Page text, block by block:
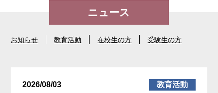
詳細はこちら！
用具
お車(バイクも含む)でのご来校はご
ニュース
お知らせ 教育活動 在校生の方 受験生の方
2026/08/03 教育活動